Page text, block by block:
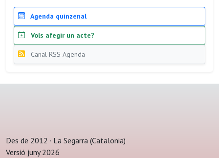
Agenda quinzenal
Vols afegir un acte?
Canal RSS Agenda
Des de 2012 · La Segarra (Catalonia)
Versió juny 2026